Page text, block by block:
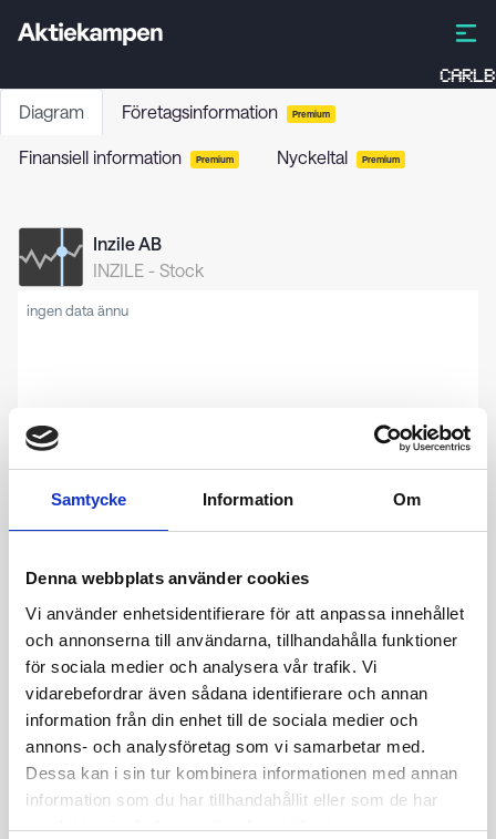
Samtycke Information Om
Denna webbplats använder cookies
Vi använder enhetsidentifierare för att anpassa innehållet
och annonserna till användarna, tillhandahålla funktioner
för sociala medier och analysera vår trafik. Vi
vidarebefordrar även sådana identifierare och annan
information från din enhet till de sociala medier och
annons- och analysföretag som vi samarbetar med.
Dessa kan i sin tur kombinera informationen med annan
information som du har tillhandahållit eller som de har
samlat in när du har använt deras tjänster.
Diagram Företagsinformation Premium
Finansiell information Premium Nyckeltal Premium
Inzile AB
INZILE - Stock
ingen data ännu
24t 7d 1m 3m 1å 5å
Köp / Sälj